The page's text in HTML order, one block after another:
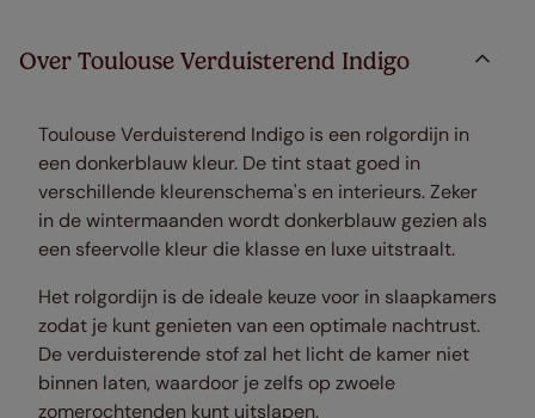
Over Toulouse Verduisterend Indigo
Toulouse Verduisterend Indigo is een rolgordijn in
een donkerblauw kleur. De tint staat goed in
verschillende kleurenschema's en interieurs. Zeker
in de wintermaanden wordt donkerblauw gezien als
een sfeervolle kleur die klasse en luxe uitstraalt.
Het rolgordijn is de ideale keuze voor in slaapkamers
zodat je kunt genieten van een optimale nachtrust.
De verduisterende stof zal het licht de kamer niet
binnen laten, waardoor je zelfs op zwoele
zomerochtenden kunt uitslapen.